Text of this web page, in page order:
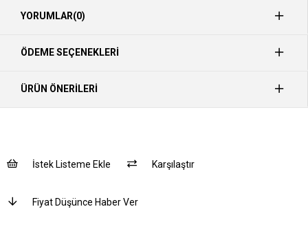
YORUMLAR(0)
ÖDEME SEÇENEKLERI
ÜRÜN ÖNERILERI
İstek Listeme Ekle Karşılaştır
Fiyat Düşünce Haber Ver